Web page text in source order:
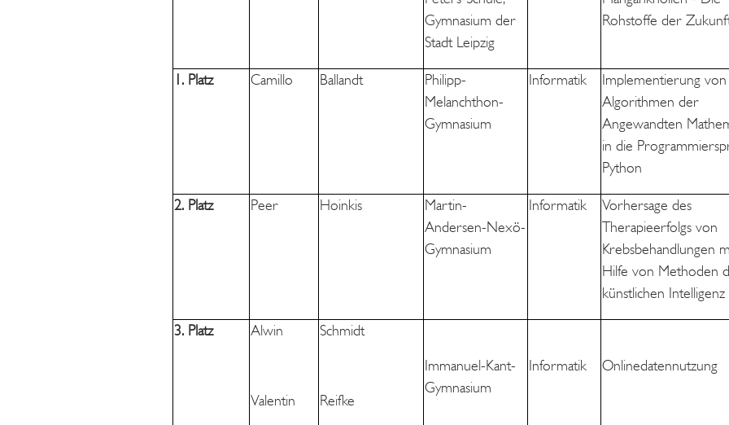
Gymnasium der
Stadt Leipzig
Rohstoffe der
1. Platz Camillo Ballandt
Philipp-
Melanchthon-
Gymnasium
Informatik
Implementierung von
Algorithmen der
Angewandten
in die
Python
2. Platz Peer Hoinkis
Martin-
Andersen-Nexö-
Gymnasium
Informatik
Vorhersage des
Therapieerfolgs von
Krebsbehandlungen
Hilfe von Methoden
künstlichen Intelligenz
3. Platz Alwin
Valentin
Schmidt
Reifke
Immanuel-Kant-
Gymnasium
Informatik Onlinedatennutzung